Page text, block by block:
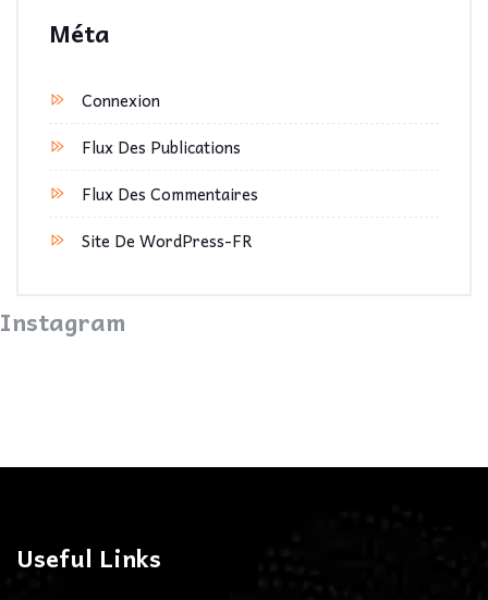
Méta
Connexion
Flux Des Publications
Flux Des Commentaires
Site De WordPress-FR
Instagram
Useful Links